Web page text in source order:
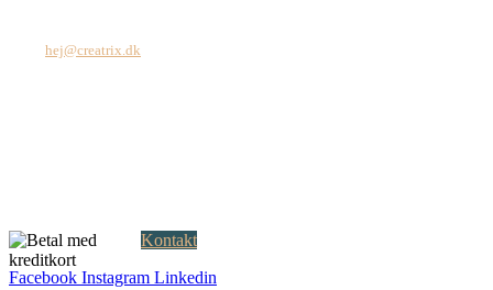
hej@creatrix.dk
Kontakt
Facebook Instagram Linkedin